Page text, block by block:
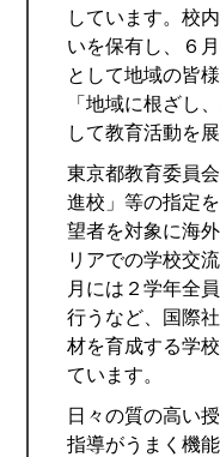
しています。校
いを保有し、６
として地域の皆
「地域に根ざし
して教育活動を
東京都教育委員
進校」等の指定
望者を対象に海
リアでの学校交
月には２学年全
行うなど、国際
材を育成する学
ています。
日々の質の高い
指導がうまく機